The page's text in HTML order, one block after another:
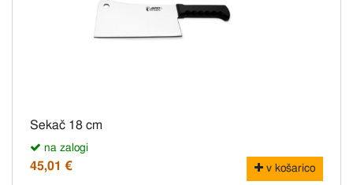
Sekač 18 cm
na zalogi
45,01 € v košarico